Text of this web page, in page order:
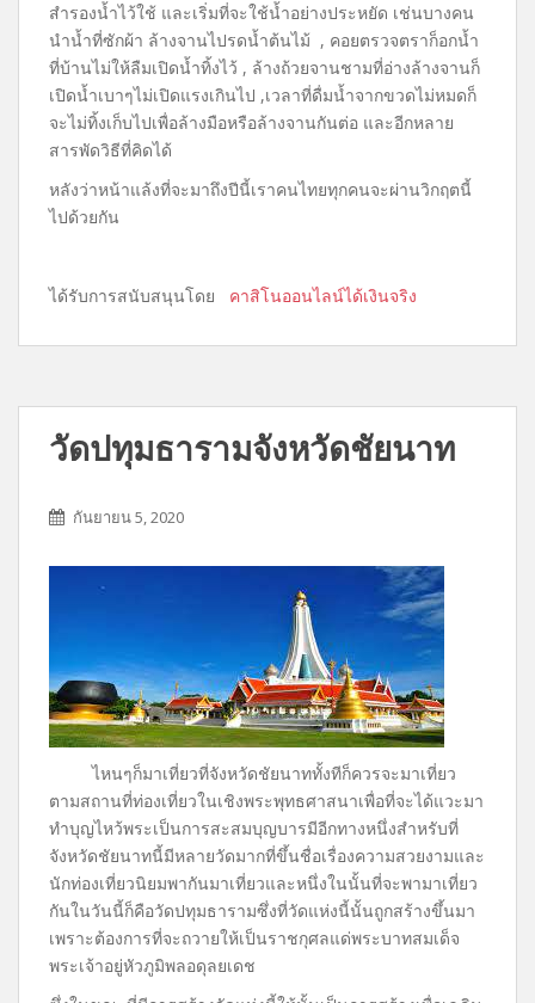
สำรองน้ำไว้ใช้ และเริ่มที่จะใช้น้ำอย่างประหยัด เช่นบางคน
นำน้ำที่ซักผ้า ล้างจานไปรดน้ำต้นไม้ , คอยตรวจตราก็อกน้ำ
ที่บ้านไม่ให้ลืมเปิดน้ำทิ้งไว้ , ล้างถ้วยจานชามที่อ่างล้างจานก็
เปิดน้ำเบาๆไม่เปิดแรงเกินไป ,เวลาที่ดื่มน้ำจากขวดไม่หมดก็
จะไม่ทิ้งเก็บไปเพื่อล้างมือหรือล้างจานกันต่อ และอีกหลาย
สารพัดวิธีที่คิดได้
หลังว่าหน้าแล้งที่จะมาถึงปีนี้เราคนไทยทุกคนจะผ่านวิกฤตนี้
ไปด้วยกัน
ได้รับการสนับสนุนโดย คาสิโนออนไลน์ได้เงินจริง
วัดปทุมธารามจังหวัดชัยนาท
กันยายน 5, 2020
ไหนๆก็มาเที่ยวที่จังหวัดชัยนาททั้งทีก็ควรจะมาเที่ยว
ตามสถานที่ท่องเที่ยวในเชิงพระพุทธศาสนาเพื่อที่จะได้แวะมา
ทำบุญไหว้พระเป็นการสะสมบุญบารมีอีกทางหนึ่งสำหรับที่
จังหวัดชัยนาทนี้มีหลายวัดมากที่ขึ้นชื่อเรื่องความสวยงามและ
นักท่องเที่ยวนิยมพากันมาเที่ยวและหนึ่งในนั้นที่จะพามาเที่ยว
กันในวันนี้ก็คือวัดปทุมธารามซึ่งที่วัดแห่งนี้นั้นถูกสร้างขึ้นมา
เพราะต้องการที่จะถวายให้เป็นราชกุศลแด่พระบาทสมเด็จ
พระเจ้าอยู่หัวภูมิพลอดุลยเดช